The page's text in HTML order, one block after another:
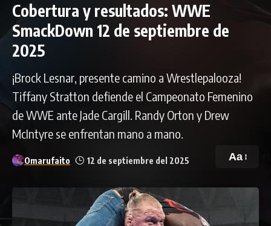
Cobertura y resultados: WWE
SmackDown 12 de septiembre de
2025
¡Brock Lesnar, presente camino a Wrestlepalooza!
Tiffany Stratton defiende el Campeonato Femenino
de WWE ante Jade Cargill. Randy Orton y Drew
McIntyre se enfrentan mano a mano.
Omarufaito 12 de septiembre del 2025 Aa